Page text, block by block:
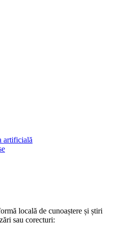
artificială
locală de cunoaștere și știri
sau corecturi: